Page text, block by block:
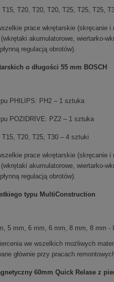
T20, T20, T20, T25, T25, T25,
prace wkrętarskie (skręcanie
akumulatorowe, wiertarko-
regulacją obrotów).
o długości 55 mm BOSCH
PHILIPS: PH2 – 1 sztuka
POZIDRIVE: PZ2 – 1 sztuka
T20, T25, T30 – 4 sztuki
prace wkrętarskie (skręcanie
akumulatorowe, wiertarko-
regulacją obrotów).
typu MultiConstruction
5 mm, 6 mm, 6 mm, 8 mm, 8 mm -
we wszelkich możliwych
głównie przy pracach
60mm Quick Relase z